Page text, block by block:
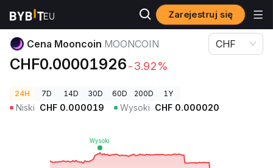
Zarejestruj się
Ceny kryptowalut Cena Mooncoin MOONCOIN
Cena Mooncoin MOONCOIN
CHF0.00001926-3.92%
CHF
24H 7D 14D 30D 60D 200D 1Y
Niski CHF 0.000019 Wysoki CHF 0.000020